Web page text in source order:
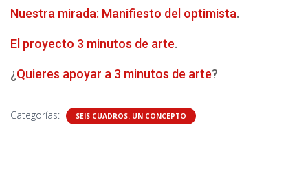
Nuestra mirada: Manifiesto del optimista.
El proyecto 3 minutos de arte.
¿Quieres apoyar a 3 minutos de arte?
Categorías: SEIS CUADROS. UN CONCEPTO